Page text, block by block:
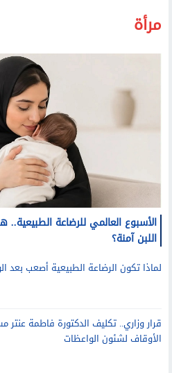
الأسبوع العالمي للرضاعة
لماذا تكون الرضاعة الطبيعية أصعب بعد
قرار وزاري.. تكليف الدكتورة فاطمة عنتر
الأوقاف لشئون الواعظات
منوعات